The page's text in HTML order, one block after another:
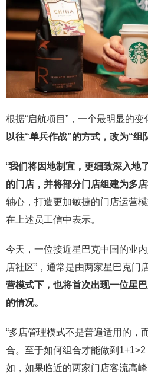
根据“启航项目”，一个最明显的变
以往“单兵作战”的方式，改为“组
“我们将因地制宜，更细致深入地
的门店，并将部分门店组建为多店
轴心，打造更加敏捷的门店运营
在上述员工信中表示。
今天，一位接近星巴克中国的业
店社区”，通常是由两家星巴克门店
营模式下，也将首次出现一位星
的情况。
“多店管理模式不是普遍适用的，
合。至于如何组合才能做到
如，如果临近的两家门店客流高